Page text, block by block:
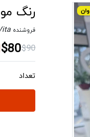
وان رنگ
فروشنده
$90
$80
تعداد